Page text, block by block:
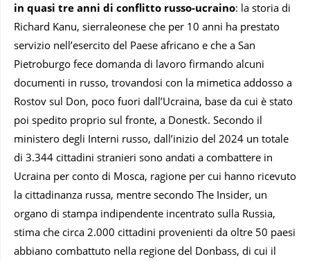
in quasi tre anni di conflitto russo-ucraino: la storia di
Richard Kanu, sierraleonese che per 10 anni ha prestato
servizio nell’esercito del Paese africano e che a San
Pietroburgo fece domanda di lavoro firmando alcuni
documenti in russo, trovandosi con la mimetica addosso a
Rostov sul Don, poco fuori dall’Ucraina, base da cui è stato
poi spedito proprio sul fronte, a Donestk. Secondo il
ministero degli Interni russo, dall’inizio del 2024 un totale
di 3.344 cittadini stranieri sono andati a combattere in
Ucraina per conto di Mosca, ragione per cui hanno ricevuto
la cittadinanza russa, mentre secondo The Insider, un
organo di stampa indipendente incentrato sulla Russia,
stima che circa 2.000 cittadini provenienti da oltre 50 paesi
abbiano combattuto nella regione del Donbass, di cui il